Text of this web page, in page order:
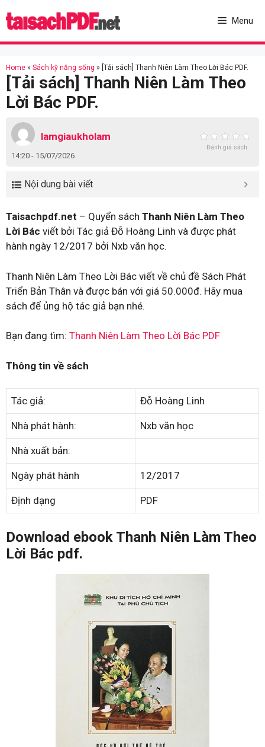
to
Menu
Home » Sách kỹ năng sống » [Tải sách] Thanh Niên Làm Theo Lời Bác PDF.
[Tải sách] Thanh Niên Làm Theo
Lời Bác PDF.
lamgiaukholam
14:20 - 15/07/2026
Đánh giá sách
Nội dung bài viết
Taisachpdf.net – Quyển sách Thanh Niên Làm Theo
Lời Bác viết bởi Tác giả Đỗ Hoàng Linh và được phát
hành ngày 12/2017 bởi Nxb văn học.
Thanh Niên Làm Theo Lời Bác viết về chủ đề Sách Phát
Triển Bản Thân và được bán với giá 50.000đ. Hãy mua
sách để ủng hộ tác giả bạn nhé.
Bạn đang tìm: Thanh Niên Làm Theo Lời Bác PDF
Thông tin về sách
Tác giả: Đỗ Hoàng Linh
Nhà phát hành: Nxb văn học
Nhà xuất bản:
Ngày phát hành 12/2017
Định dạng PDF
Download ebook Thanh Niên Làm Theo
Lời Bác pdf.